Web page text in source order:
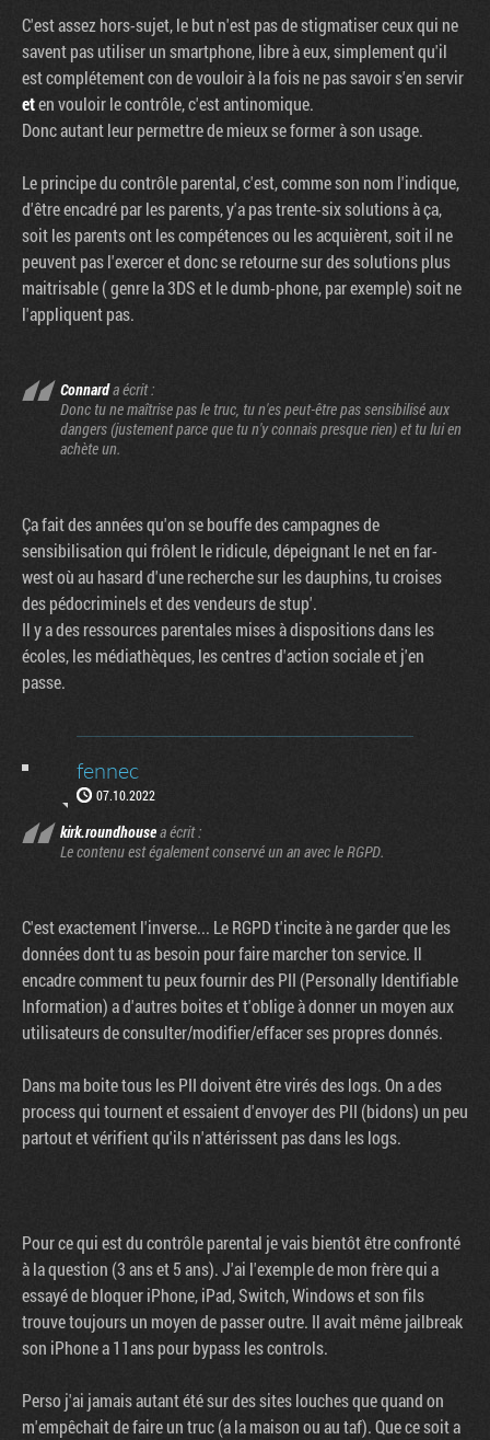
C'est assez hors-sujet, le but n'est pas de stigmatiser ceux qui ne
savent pas utiliser un smartphone, libre à eux, simplement qu'il
est complétement con de vouloir à la fois ne pas savoir s'en servir
eten vouloir le contrôle, c'est antinomique.
Donc autant leur permettre de mieux se former à son usage.
Le principe du contrôle parental, c'est, comme son nom l'indique,
d'être encadré par les parents, y'a pas trente-six solutions à ça,
soit les parents ont les compétences ou les acquièrent, soit il ne
peuvent pas l'exercer et donc se retourne sur des solutions plus
maitrisable ( genre la 3DS et le dumb-phone, par exemple) soit ne
l'appliquent pas.
Connarda écrit :
Donc tu ne maîtrise pas le truc, tu n'es peut-être pas sensibilisé aux
dangers (justement parce que tu n'y connais presque rien) et tu lui en
achète un.
Ça fait des années qu'on se bouffe des campagnes de
sensibilisation qui frôlent le ridicule, dépeignant le net en far-
west où au hasard d'une recherche sur les dauphins, tu croises
des pédocriminels et des vendeurs de stup'.
Il y a des ressources parentales mises à dispositions dans les
écoles, les médiathèques, les centres d'action sociale et j'en
passe.
fennec
07.10.2022
kirk.roundhousea écrit :
Le contenu est également conservé un an avec le RGPD.
C'est exactement l'inverse... Le RGPD t'incite à ne garder que les
données dont tu as besoin pour faire marcher ton service. Il
encadre comment tu peux fournir des PII (Personally Identifiable
Information) a d'autres boites et t'oblige à donner un moyen aux
utilisateurs de consulter/modifier/effacer ses propres donnés.
Dans ma boite tous les PII doivent être virés des logs. On a des
process qui tournent et essaient d'envoyer des PII (bidons) un peu
partout et vérifient qu'ils n'attérissent pas dans les logs.
Pour ce qui est du contrôle parental je vais bientôt être confronté
à la question (3 ans et 5 ans). J'ai l'exemple de mon frère qui a
essayé de bloquer iPhone, iPad, Switch, Windows et son fils
trouve toujours un moyen de passer outre. Il avait même jailbreak
son iPhone a 11ans pour bypass les controls.
Perso j'ai jamais autant été sur des sites louches que quand on
m'empêchait de faire un truc (a la maison ou au taf). Que ce soit a